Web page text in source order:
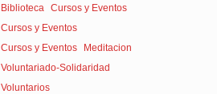
Biblioteca Cursos y Eventos
Cursos y Eventos
Cursos y Eventos
Meditacion
Voluntariado-Solidaridad
Voluntarios